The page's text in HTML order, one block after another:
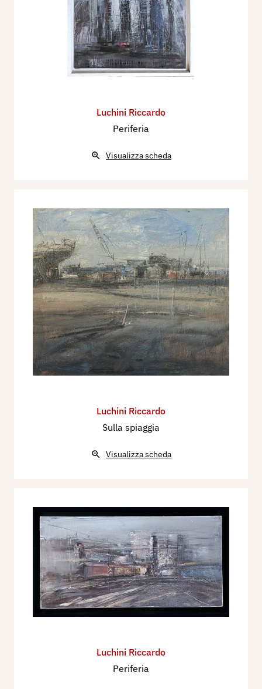
Luchini Riccardo
Periferia
Visualizza scheda
Luchini Riccardo
Sulla spiaggia
Visualizza scheda
Luchini Riccardo
Periferia